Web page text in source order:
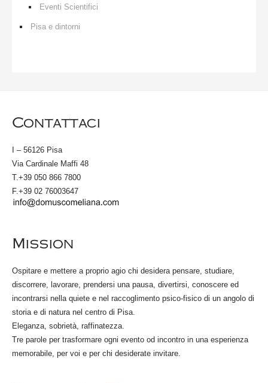
Eventi Scientifici
Pisa e dintorni
Contattaci
I – 56126 Pisa
Via Cardinale Maffi 48
T.+39 050 866 7800
F.+39 02 76003647
Mission
Ospitare e mettere a proprio agio chi desidera pensare, studiare,
discorrere, lavorare, prendersi una pausa, divertirsi, conoscere ed
incontrarsi nella quiete e nel raccoglimento psico-fisico di un angolo di
storia e di natura nel centro di Pisa.
Eleganza, sobrietà, raffinatezza.
Tre parole per trasformare ogni evento od incontro in una esperienza
memorabile, per voi e per chi desiderate invitare.